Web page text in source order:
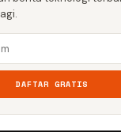
DAFTAR GRATIS